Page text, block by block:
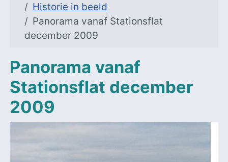
Historie in beeld
Panorama vanaf Stationsflat
december 2009
Panorama vanaf
Stationsflat december
2009